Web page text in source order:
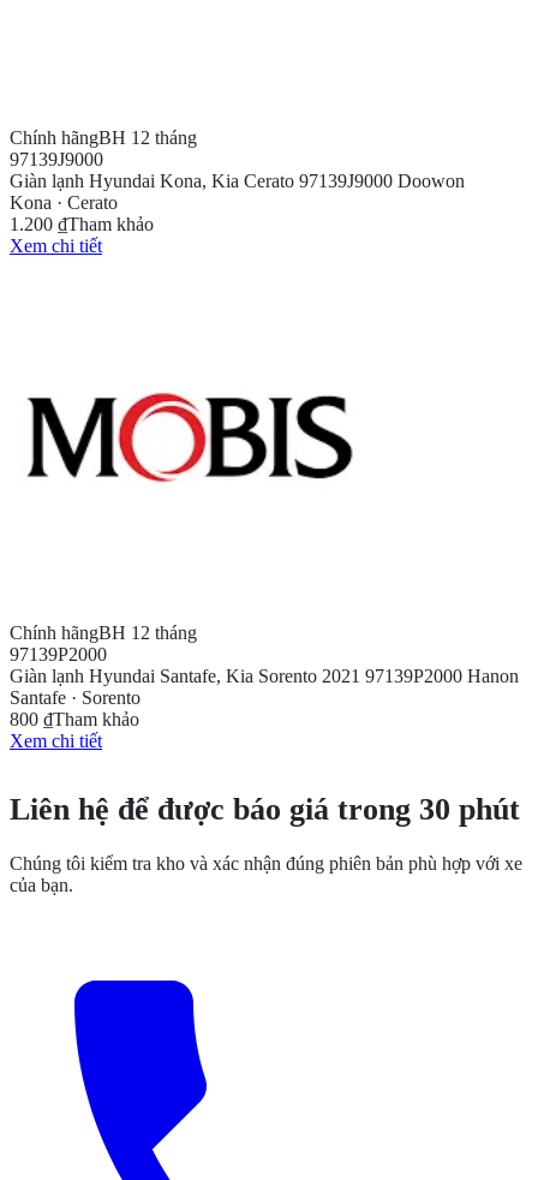
Chính hãngBH 12 tháng
97139J9000
Giàn lạnh Hyundai Kona, Kia Cerato 97139J9000 Doowon
Kona · Cerato
1.200 ₫Tham khảo
Xem chi tiết
Chính hãngBH 12 tháng
97139P2000
Giàn lạnh Hyundai Santafe, Kia Sorento 2021 97139P2000 Hanon
Santafe · Sorento
800 ₫Tham khảo
Xem chi tiết
Liên hệ để được báo giá trong 30 phút
Chúng tôi kiểm tra kho và xác nhận đúng phiên bản phù hợp với xe
của bạn.